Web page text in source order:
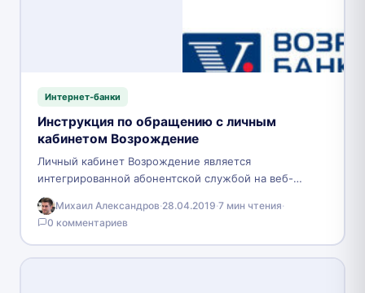
Интернет-банки
Инструкция по обращению с личным
кабинетом Возрождение
Личный кабинет Возрождение является
интегрированной абонентской службой на веб-
портале банка «Возрождение». Данное финансовое
учреждение изначально работало в Москве и
Московской области, сейчас…
Михаил Александров·28.04.2019·7 мин чтения·
0 комментариев